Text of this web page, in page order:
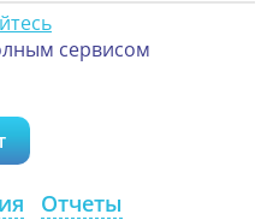
сервисом
Отчеты